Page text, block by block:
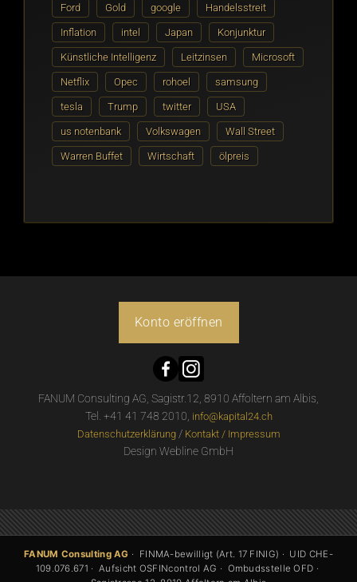
Ford Gold google Handelsstreit
Inflation intel Japan Konjunktur
Künstliche Intelligenz Leitzinsen Microsoft
Netflix Opec rohoel samsung
tesla Trump twitter USA
us notenbank Volkswagen Wall Street
Warren Buffet Wirtschaft ölpreis
Konto eröffnen
FANUM Consulting AG, Sagistr.12, 8910 Affoltern am Albis,
Tel. +41 41 748 2010, info@kapital24.ch
Datenschutzerklärung/ Kontakt / Impressum
Design Webline GmbH
FANUM Consulting AG · FINMA-bewilligt (Art. 17 FINIG) · UID CHE-
109.076.671 · Aufsicht OSFINcontrol AG · Ombudsstelle OFD ·